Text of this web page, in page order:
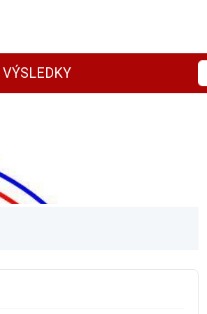
VÝSLEDKY